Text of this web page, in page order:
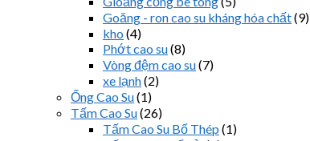
Goăng - ron cao su kháng hóa chất(9)
kho (4)
Phớt cao su(8)
Vòng đệm cao su(7)
xe lạnh(2)
Ống Cao Su(1)
Tấm Cao Su(26)
Tấm Cao Su Bố Thép (1)